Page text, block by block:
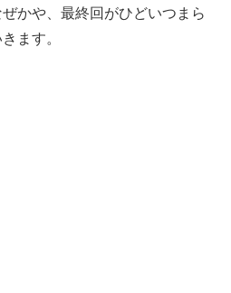
かや、最終回がひどいつまら
ます。